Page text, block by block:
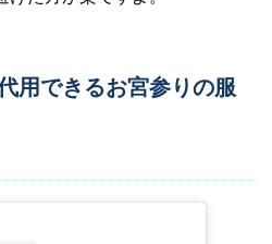
用できるお宮参りの服